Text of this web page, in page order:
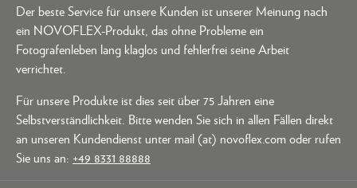
Der beste Service für unsere Kunden ist unserer Meinung nach
ein NOVOFLEX-Produkt, das ohne Probleme ein
Fotografenleben lang klaglos und fehlerfrei seine Arbeit
verrichtet.
Für unsere Produkte ist dies seit über 75 Jahren eine
Selbstverständlichkeit. Bitte wenden Sie sich in allen Fällen direkt
an unseren Kundendienst unter mail (at) novoflex.com oder rufen
Sie uns an: +49 8331 88888